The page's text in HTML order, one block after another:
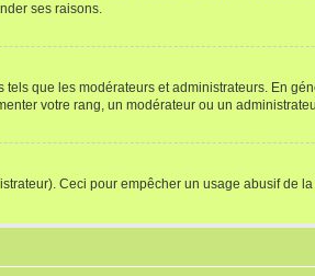
ses raisons.
que les modérateurs et administrateurs. En
votre rang, un modérateur ou un
Ceci pour empêcher un usage abusif de